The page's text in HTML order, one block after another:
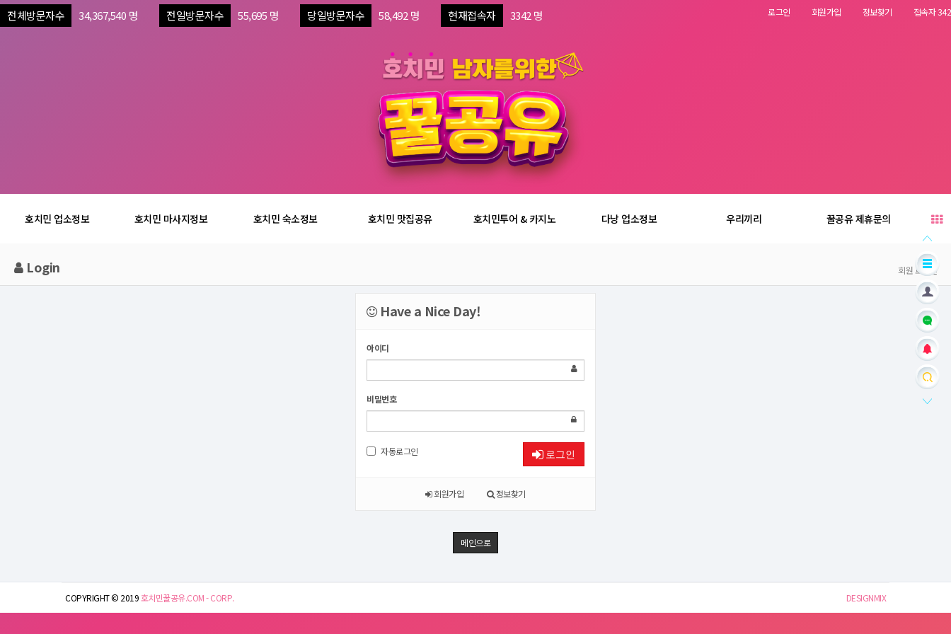
전체방문자수 34,367,540 명 전일방문자수 55,695 명 당일방문자수 58,492 명 현재접속자 3342 명 로그인 회원가입 정보찾기 접속자 342
호치민 업소정보 호치민 마사지정보 호치민 숙소정보 호치민 맛집공유 호치민투어 & 카지노 다낭 업소정보 우리끼리 꿀공유 제휴문의
Login 회원 로그인
Have a Nice Day!
아이디
비밀번호
자동로그인 로그인
회원가입 정보찾기
메인으로
COPYRIGHT © 2019호치민꿀공유.COM - CORP. DESIGNMIX